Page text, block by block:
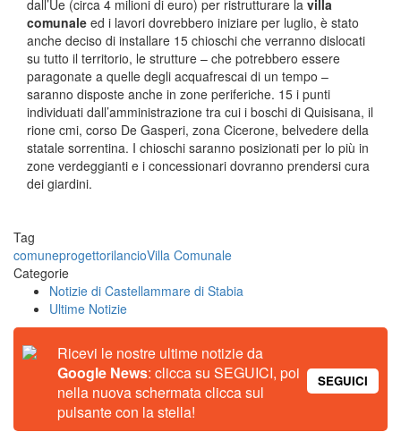
dall’Ue (circa 4 milioni di euro) per ristrutturare la villa
comunale ed i lavori dovrebbero iniziare per luglio, è stato
anche deciso di installare 15 chioschi che verranno dislocati
su tutto il territorio, le strutture – che potrebbero essere
paragonate a quelle degli acquafrescai di un tempo –
saranno disposte anche in zone periferiche. 15 i punti
individuati dall’amministrazione tra cui i boschi di Quisisana, il
rione cmi, corso De Gasperi, zona Cicerone, belvedere della
statale sorrentina. I chioschi saranno posizionati per lo più in
zone verdeggianti e i concessionari dovranno prendersi cura
dei giardini.
Tag
comuneprogettorilancioVilla Comunale
Categorie
Notizie di Castellammare di Stabia
Ultime Notizie
Ricevi le nostre ultime notizie da
Google News: clicca su SEGUICI, poi
nella nuova schermata clicca sul
pulsante con la stella!
SEGUICI